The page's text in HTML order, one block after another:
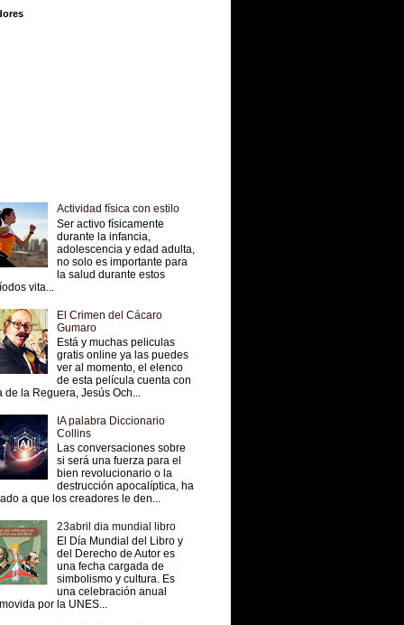
Actividad física con estilo
Ser activo físicamente
durante la infancia,
adolescencia y edad adulta,
no solo es importante para
la salud durante estos
vita...
El Crimen del Cácaro
Gumaro
Está y muchas peliculas
gratis online ya las puedes
ver al momento, el elenco
de esta película cuenta con
de la Reguera, Jesús Och...
IA palabra Diccionario
Collins
Las conversaciones sobre
si será una fuerza para el
bien revolucionario o la
destrucción apocalíptica, ha
a que los creadores le den...
23abril dia mundial libro
El Día Mundial del Libro y
del Derecho de Autor es
una fecha cargada de
simbolismo y cultura. Es
una celebración anual
por la UNES...